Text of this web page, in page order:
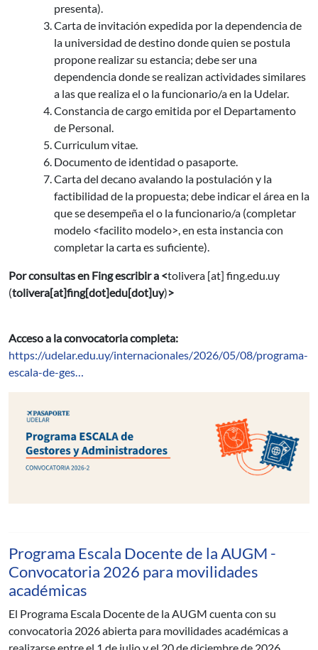
presenta).
Carta de invitación expedida por la dependencia de
la universidad de destino donde quien se postula
propone realizar su estancia; debe ser una
dependencia donde se realizan actividades similares
a las que realiza el o la funcionario/a en la Udelar.
Constancia de cargo emitida por el Departamento
de Personal.
Curriculum vitae.
Documento de identidad o pasaporte.
Carta del decano avalando la postulación y la
factibilidad de la propuesta; debe indicar el área en la
que se desempeña el o la funcionario/a (completar
modelo <facilito modelo>, en esta instancia con
completar la carta es suficiente).
Por consultas en Fing escribir a <tolivera [at] fing.edu.uy
(tolivera[at]fing[dot]edu[dot]uy)>
Acceso a la convocatoria completa:
https://udelar.edu.uy/internacionales/2026/05/08/programa-
escala-de-ges…
Programa Escala Docente de la AUGM -
Convocatoria 2026 para movilidades
académicas
El Programa Escala Docente de la AUGM cuenta con su
convocatoria 2026 abierta para movilidades académicas a